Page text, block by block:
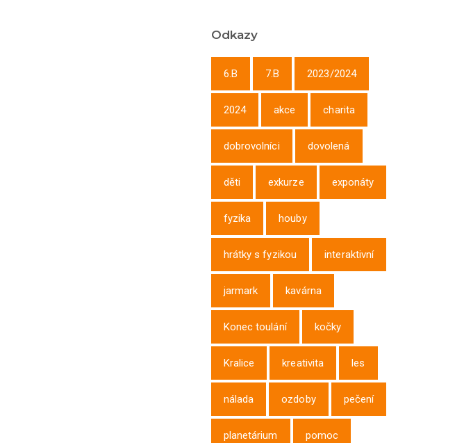
Odkazy
6.B 7.B 2023/2024
2024 akce charita
dobrovolníci dovolená
děti exkurze exponáty
fyzika houby
hrátky s fyzikou interaktivní
jarmark kavárna
Konec toulání kočky
Kralice kreativita les
nálada ozdoby pečení
planetárium pomoc